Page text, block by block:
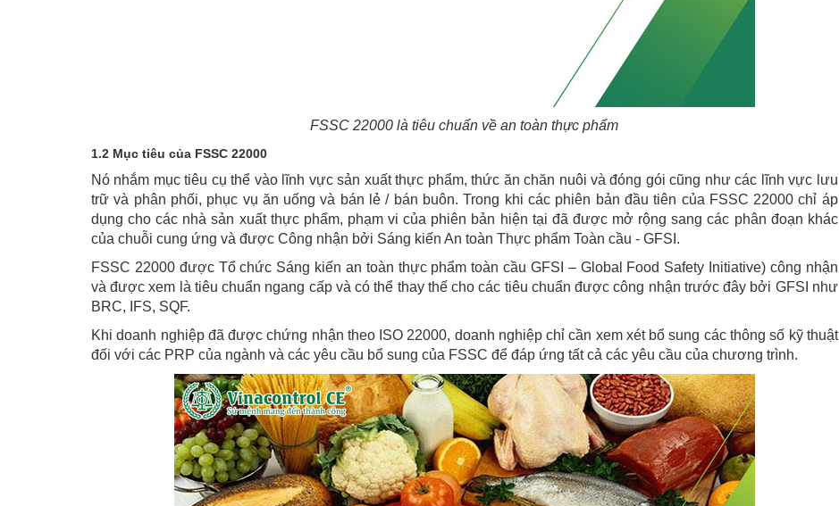
FSSC 22000 là tiêu chuẩn về an toàn thực phẩm
1.2 Mục tiêu của FSSC 22000
Nó nhắm mục tiêu cụ thể vào lĩnh vực sản xuất thực phẩm, thức ăn chăn nuôi và đóng gói cũng như các lĩnh vực lưu
trữ và phân phối, phục vụ ăn uống và bán lẻ / bán buôn. Trong khi các phiên bản đầu tiên của FSSC 22000 chỉ áp
dụng cho các nhà sản xuất thực phẩm, phạm vi của phiên bản hiện tại đã được mở rộng sang các phân đoạn khác
của chuỗi cung ứng và được Công nhận bởi Sáng kiến ​​An toàn Thực phẩm Toàn cầu - GFSI.
FSSC 22000 được Tổ chức Sáng kiến an toàn thực phẩm toàn cầu GFSI – Global Food Safety Initiative) công nhận
và được xem là tiêu chuẩn ngang cấp và có thể thay thế cho các tiêu chuẩn được công nhận trước đây bởi GFSI như
BRC, IFS, SQF.
Khi doanh nghiệp đã được chứng nhận theo ISO 22000, doanh nghiệp chỉ cần xem xét bổ sung các thông số kỹ thuật
đối với các PRP của ngành và các yêu cầu bổ sung của FSSC để đáp ứng tất cả các yêu cầu của chương trình.